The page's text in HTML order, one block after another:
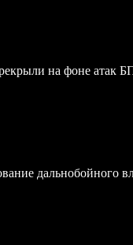
на фоне атак
дальнобойного